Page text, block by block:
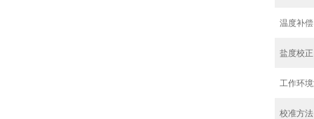
温度补偿
盐度校正
工作环
校准方法